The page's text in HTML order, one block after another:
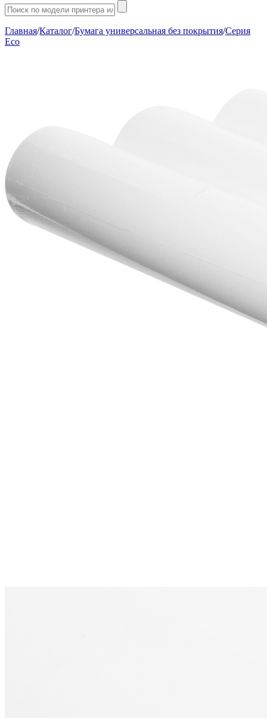
Главная/Каталог/Бумага универсальная без покрытия/Серия
Eco